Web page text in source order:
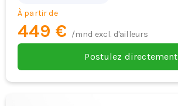
À partir de
449 € /mnd excl. d'ailleurs
Postulez directement